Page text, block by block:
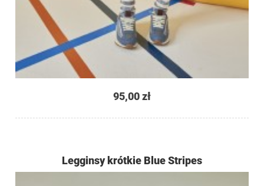
95,00 zł
Legginsy krótkie Blue Stripes